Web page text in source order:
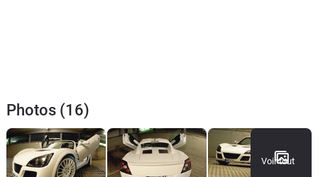
Photos (16)
Voir tout